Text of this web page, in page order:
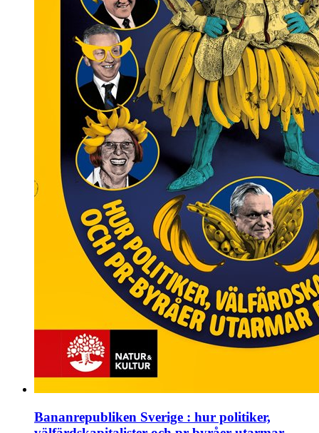
Bananrepubliken Sverige : hur politiker,